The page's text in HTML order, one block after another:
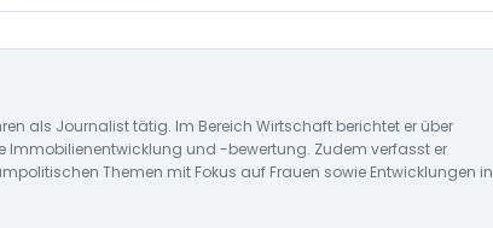
als Journalist tätig. Im Bereich Wirtschaft berichtet er über
Immobilienentwicklung und -bewertung. Zudem verfasst er
Themen mit Fokus auf Frauen sowie Entwicklungen in